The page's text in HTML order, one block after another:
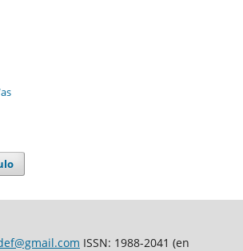
ISSN: 1988-2041 (en